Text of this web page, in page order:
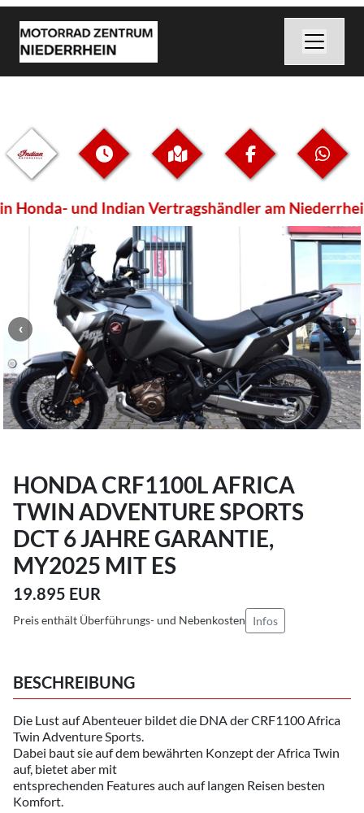
und Indian Vertragshändler am
HONDA CRF1100L AFRICA
TWIN ADVENTURE SPORTS
DCT 6 JAHRE GARANTIE,
MY2025 MIT ES
19.895 EUR
Preis enthält Überführungs- und Nebenkosten Infos
BESCHREIBUNG
Die Lust auf Abenteuer bildet die DNA der CRF1100 Africa
Twin Adventure Sports.
Dabei baut sie auf dem bewährten Konzept der Africa Twin
auf, bietet aber mit
entsprechenden Features auch auf langen Reisen besten
Komfort.